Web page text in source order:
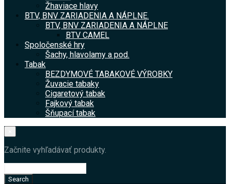
Žhaviace hlavy
BTV, BNV ZARIADENIA A NÁPLNE.
BTV, BNV ZARIADENIA A NÁPLNE
BTV CAMEL
Spoločenské hry
Šachy, hlavolamy a pod.
Tabak
BEZDYMOVÉ TABAKOVÉ VÝROBKY
Žuvacie tabaky
Cigaretový tabak
Fajkový tabak
Šňupací tabak
Začnite vyhľadávať produkty.